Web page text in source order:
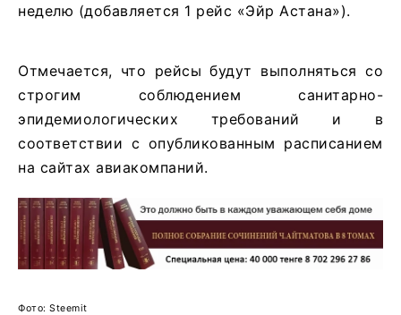
неделю (добавляется 1 рейс «Эйр Астана»).
Отмечается, что рейсы будут выполняться со
строгим соблюдением санитарно-
эпидемиологических требований и в
соответствии с опубликованным расписанием
на сайтах авиакомпаний.
Фото: Steemit